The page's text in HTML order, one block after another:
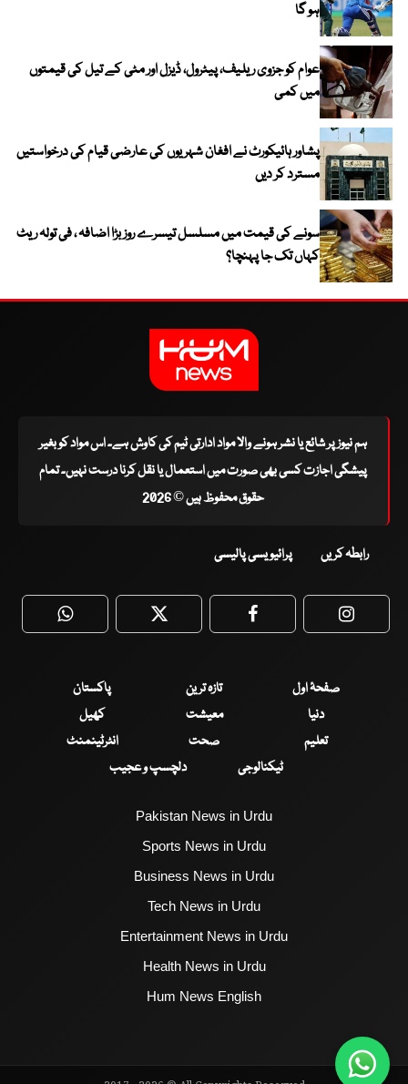
ہو گا
عوام کو جزوی ریلیف، پیٹرول، ڈیزل اور مٹی کے تیل کی قیمتوں
میں کمی
پشاور ہائیکورٹ نے افغان شہریوں کی عارضی قیام کی درخواستیں
مسترد کر دیں
سونے کی قیمت میں مسلسل تیسرے روز بڑا اضافہ ، فی تولہ ریٹ
کہاں تک جا پہنچا؟
ہم نیوز پر شائع یا نشر ہونے والا مواد ادارتی ٹیم کی کاوش ہے۔ اس مواد کو بغیر
پیشگی اجازت کسی بھی صورت میں استعمال یا نقل کرنا درست نہیں۔ تمام
حقوق محفوظ ہیں © 2026
رابطہ کریں پرائیویسی پالیسی
WhatsApp Twitter Facebook
صفحۂ اول تازہ ترین
پاکستان
دنیا
معیشت
کھیل
تعلیم
صحت
انٹرٹینمنٹ
ٹیکنالوجی
دلچسپ و عجیب
Pakistan News in Urdu
Sports News in Urdu
Business News in Urdu
Tech News in Urdu
Entertainment News in Urdu
Health News in Urdu
Hum News English